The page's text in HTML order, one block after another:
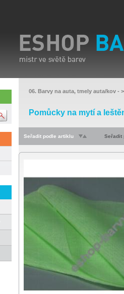
06. Barvy na auta, tmely auta/kov -
Pomůcky na mytí a
Seřadit podle artiklu Seřadit